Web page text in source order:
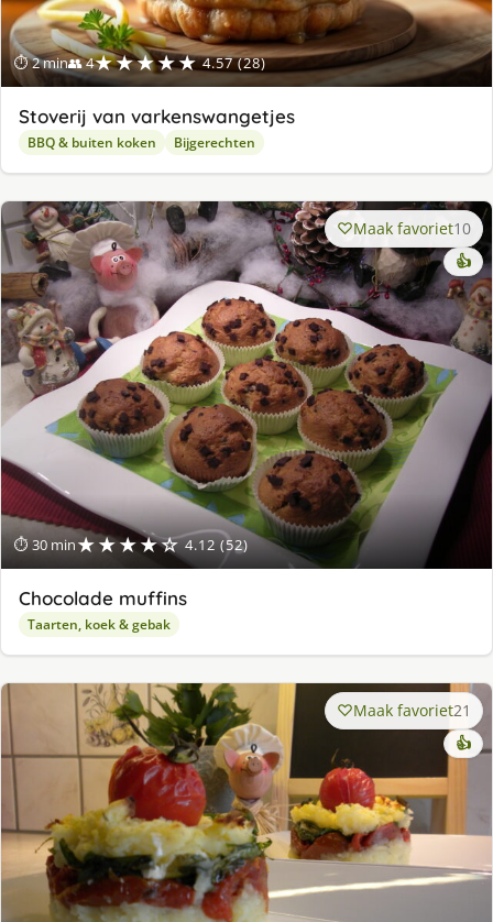
⏱ 2 min👥 4★★★★★ 4.57 (28)
Stoverij van varkenswangetjes
BBQ & buiten koken Bijgerechten
⏱ 30 min★★★★☆ 4.12 (52)
Maak favoriet10
👍
Chocolade muffins
Taarten, koek & gebak
Maak favoriet21
👍